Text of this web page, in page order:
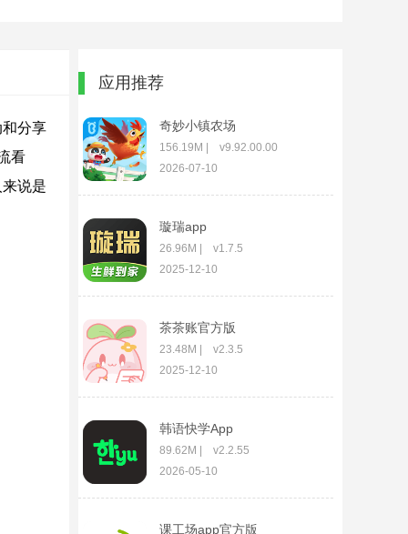
分享
看
说是
应用推荐
奇妙小镇农场
156.19M | v9.92.00.00
2026-07-10
璇瑞app
26.96M | v1.7.5
2025-12-10
茶茶账官方版
23.48M | v2.3.5
2025-12-10
韩语快学App
89.62M | v2.2.55
2026-05-10
课工场app官方版